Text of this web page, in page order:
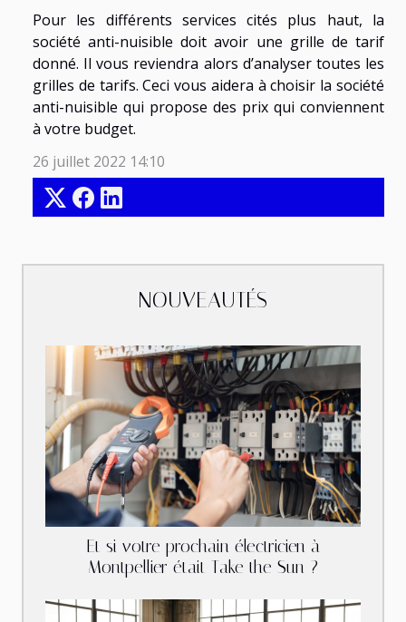
NOUVEAUTÉS
Et si votre prochain électricien à
Montpellier était Take the Sun ?
Pour les différents services cités plus haut, la
société anti-nuisible doit avoir une grille de tarif
donné. Il vous reviendra alors d’analyser toutes les
grilles de tarifs. Ceci vous aidera à choisir la société
anti-nuisible qui propose des prix qui conviennent
à votre budget.
26 juillet 2022 14:10